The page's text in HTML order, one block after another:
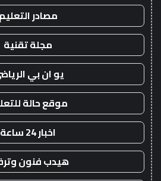
مصادر التعليم
مجلة تقنية
يو ان بي
موقع حالة
اخبار 24 ساعة
هيدب فنون